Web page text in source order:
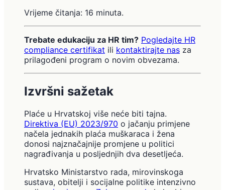
Vrijeme čitanja: 16 minuta.
Trebate edukaciju za HR tim? Pogledajte HR
compliance certifikat ili kontaktirajte nas za
prilagođeni program o novim obvezama.
Izvršni sažetak
Plaće u Hrvatskoj više neće biti tajna.
Direktiva (EU) 2023/970 o jačanju primjene
načela jednakih plaća muškaraca i žena
donosi najznačajnije promjene u politici
nagrađivanja u posljednjih dva desetljeća.
Hrvatsko Ministarstvo rada, mirovinskoga
sustava, obitelji i socijalne politike intenzivno